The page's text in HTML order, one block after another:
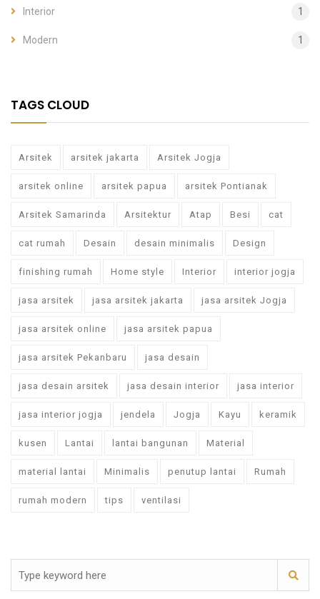
Interior 1
Modern 1
TAGS CLOUD
Arsitek arsitek jakarta Arsitek Jogja
arsitek online arsitek papua arsitek Pontianak
Arsitek Samarinda Arsitektur Atap Besi cat
cat rumah Desain desain minimalis Design
finishing rumah Home style Interior interior jogja
jasa arsitek jasa arsitek jakarta jasa arsitek Jogja
jasa arsitek online jasa arsitek papua
jasa arsitek Pekanbaru jasa desain
jasa desain arsitek jasa desain interior jasa interior
jasa interior jogja jendela Jogja Kayu keramik
kusen Lantai lantai bangunan Material
material lantai Minimalis penutup lantai Rumah
rumah modern tips ventilasi